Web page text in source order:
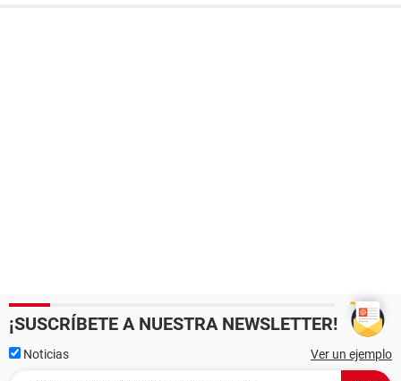
¡SUSCRÍBETE A NUESTRA NEWSLETTER!
Noticias Ver un ejemplo